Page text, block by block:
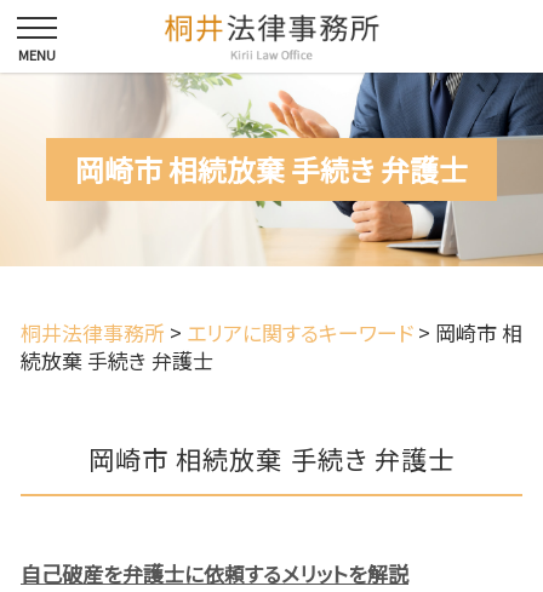
岡崎市 相続放棄 手続き 弁護士
桐井法律事務所 > エリアに関するキーワード > 岡崎市 相
続放棄 手続き 弁護士
岡崎市 相続放棄 手続き 弁護士
自己破産を弁護士に依頼するメリットを解説